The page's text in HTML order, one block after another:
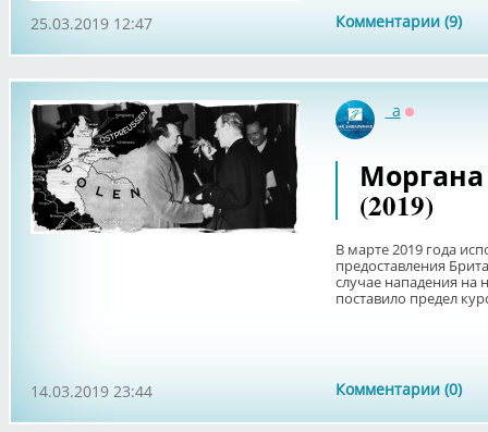
Комментарии (9)
25.03.2019 12:47
_a
(2019)
В марте 2019 года
предоставления
случае нападения на
поставило предел
Комментарии (0)
14.03.2019 23:44